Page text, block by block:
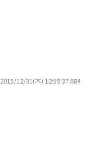
2015/12/31(木) 12:59:37.684